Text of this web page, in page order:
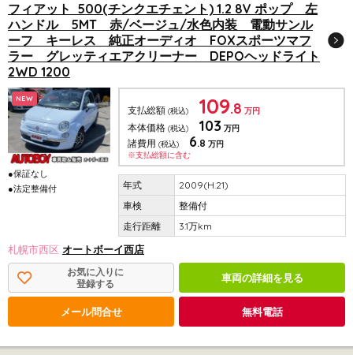
フィアット 500(チンクエチェント) 1.2 8V ポップ 左
ハンドル 5MT 赤/ベージュ/水色内装 電動サンル
ーフ キーレス 純正オーディオ FOXスポーツマフ
ラー グレッティエアクリーナー DEPOヘッドライト
2WD 1200
NEW
●保証なし
●法定整備付
支払総額 (税込) 109.8 万円
本体価格 (税込) 103 万円
諸費用 (税込) 6.8 万円
※支払総額に含む
2009(H.21)
整備付
3.1万km
札幌市西区 オートボーイ西店
お気に入りに
登録する
車両の詳細を見る
メール問合せ 無料電話